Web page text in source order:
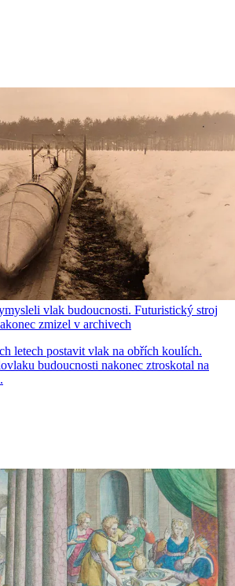
vlak budoucnosti. Futuristický stroj
zmizel v archivech
letech postavit vlak na obřích koulích.
budoucnosti nakonec ztroskotal na